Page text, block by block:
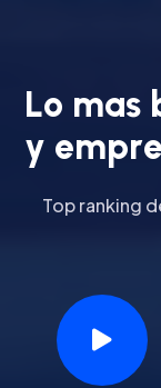
Lo mas
y empre
Top ranking